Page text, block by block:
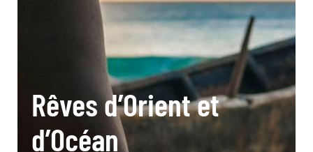
Rêves d’Orient et
d’Océan